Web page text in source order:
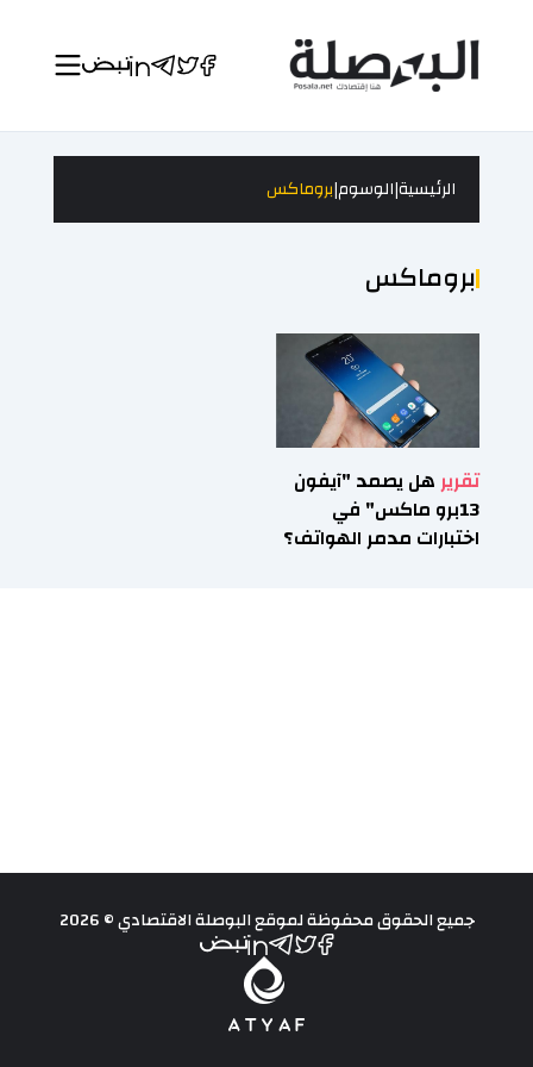
الرئيسية|الوسوم|بروماكس
بروماكس
تقريرهل يصمد "آيفون
13برو ماكس" في
اختبارات مدمر الهواتف؟
جميع الحقوق محفوظة لموقع البوصلة الاقتصادي © 2026